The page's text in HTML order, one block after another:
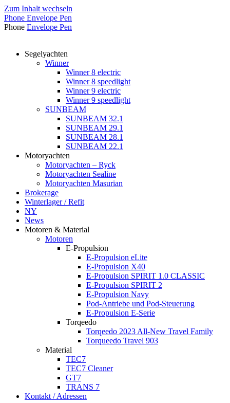
Zum Inhalt wechseln
Phone Envelope Pen
Phone Envelope Pen
Segelyachten
Winner
Winner 8 electric
Winner 8 speedlight
Winner 9 electric
Winner 9 speedlight
SUNBEAM
SUNBEAM 32.1
SUNBEAM 29.1
SUNBEAM 28.1
SUNBEAM 22.1
Motoryachten
Motoryachten – Ryck
Motoryachten Sealine
Motoryachten Masurian
Brokerage
Winterlager / Refit
NY
News
Motoren & Material
Motoren
E-Propulsion
E-Propulsion eLite
E-Propulsion X40
E-Propulsion SPIRIT 1.0 CLASSIC
E-Propulsion SPIRIT 2
E-Propulsion Navy
Pod-Antriebe und Pod-Steuerung
E-Propulsion E-Serie
Torqeedo
Torqeedo 2023 All-New Travel Family
Torqueedo Travel 903
Material
TEC7
TEC7 Cleaner
GT7
TRANS 7
Kontakt / Adressen